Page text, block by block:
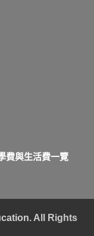
費與生活費一覽
. All Rights